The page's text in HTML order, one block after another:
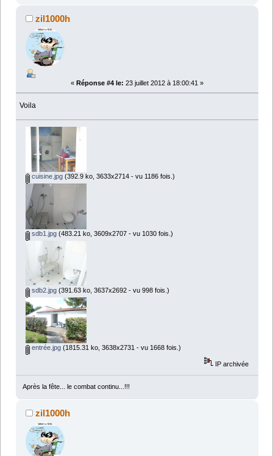
zil1000h
« Réponse #4 le: 23 juillet 2012 à 18:00:41 »
Voila
cuisine.jpg(392.9 ko, 3633x2714 - vu 1186 fois.)
sdb1.jpg(483.21 ko, 3609x2707 - vu 1030 fois.)
sdb2.jpg(391.63 ko, 3637x2692 - vu 998 fois.)
entrée.jpg(1815.31 ko, 3638x2731 - vu 1668 fois.)
IP archivée
Après la fête... le combat continu...!!!
zil1000h